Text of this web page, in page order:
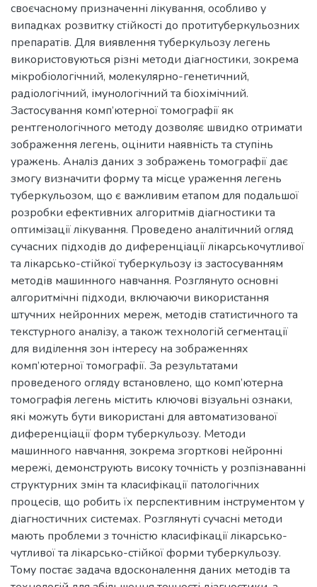
своєчасному призначенні лікування, особливо у
випадках розвитку стійкості до протитуберкульозних
препаратів. Для виявлення туберкульозу легень
використовуються різні методи діагностики, зокрема
мікробіологічний, молекулярно-генетичний,
радіологічний, імунологічний та біохімічний.
Застосування комп’ютерної томографії як
рентгенологічного методу дозволяє швидко отримати
зображення легень, оцінити наявність та ступінь
уражень. Аналіз даних з зображень томографії дає
змогу визначити форму та місце ураження легень
туберкульозом, що є важливим етапом для подальшої
розробки ефективних алгоритмів діагностики та
оптимізації лікування. Проведено аналітичний огляд
сучасних підходів до диференціації лікарськочутливої
та лікарсько-стійкої туберкульозу із застосуванням
методів машинного навчання. Розглянуто основні
алгоритмічні підходи, включаючи використання
штучних нейронних мереж, методів статистичного та
текстурного аналізу, а також технологій сегментації
для виділення зон інтересу на зображеннях
комп’ютерної томографії. За результатами
проведеного огляду встановлено, що комп’ютерна
томографія легень містить ключові візуальні ознаки,
які можуть бути використані для автоматизованої
диференціації форм туберкульозу. Методи
машинного навчання, зокрема згорткові нейронні
мережі, демонструють високу точність у розпізнаванні
структурних змін та класифікації патологічних
процесів, що робить їх перспективним інструментом у
діагностичних системах. Розглянуті сучасні методи
мають проблеми з точністю класифікації лікарсько-
чутливої та лікарсько-стійкої форми туберкульозу.
Тому постає задача вдосконалення даних методів та